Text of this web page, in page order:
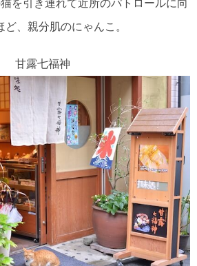
を引き連れて近所のパトロールに向
、親分肌のにゃんこ。
甘露七福神